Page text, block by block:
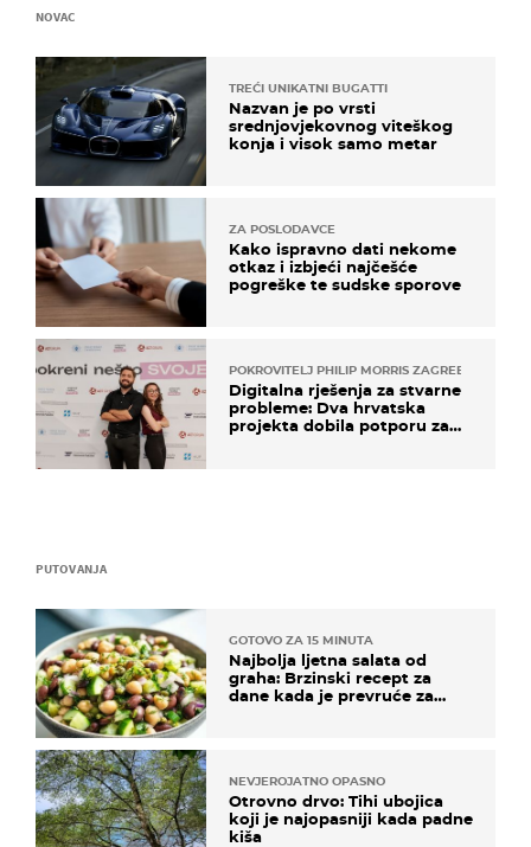
PUTOVANJA
GOTOVO ZA 15 MINUTA
Najbolja ljetna salata od
graha: Brzinski recept za
dane kada je prevruće za
NEVJEROJATNO OPASNO
Otrovno drvo: Tihi ubojica
koji je najopasniji kada padne
kiša
NOVAC
TREĆI UNIKATNI BUGATTI
Nazvan je po vrsti
srednjovjekovnog viteškog
konja i visok samo metar
ZA POSLODAVCE
Kako ispravno dati nekome
otkaz i izbjeći najčešće
pogreške te sudske sporove
POKROVITELJ PHILIP MORRIS ZAGREB
Digitalna rješenja za stvarne
probleme: Dva hrvatska
projekta dobila potporu za